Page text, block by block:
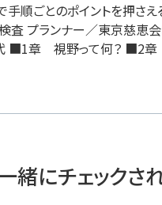
手順ごとのポイントを押さ
査 プランナー／東京慈恵
■1章 視野って何？ ■2章
緒にチェックさ